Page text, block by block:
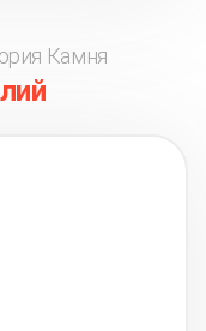
Камня